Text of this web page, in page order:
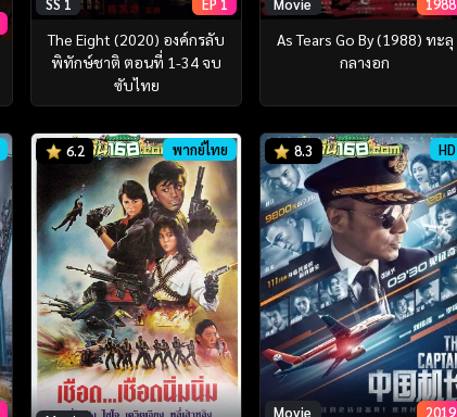
The Eight (2020) องค์กรลับ
พิทักษ์ชาติ ตอนที่ 1-34 จบ
ซับไทย
As Tears Go By (1988) ทะลุ
กลางอก
6.2 พากย์ไทย 8.3 HD
Movie 2019